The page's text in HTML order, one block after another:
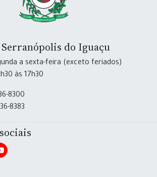
do Iguaçu
a sexta-feira (exceto feriados)
às 17h30
8300
8383